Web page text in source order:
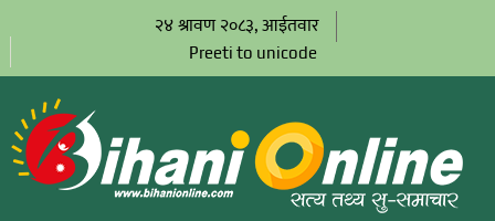
२४ श्रावण २०८३, आईतवार
Preeti to unicode